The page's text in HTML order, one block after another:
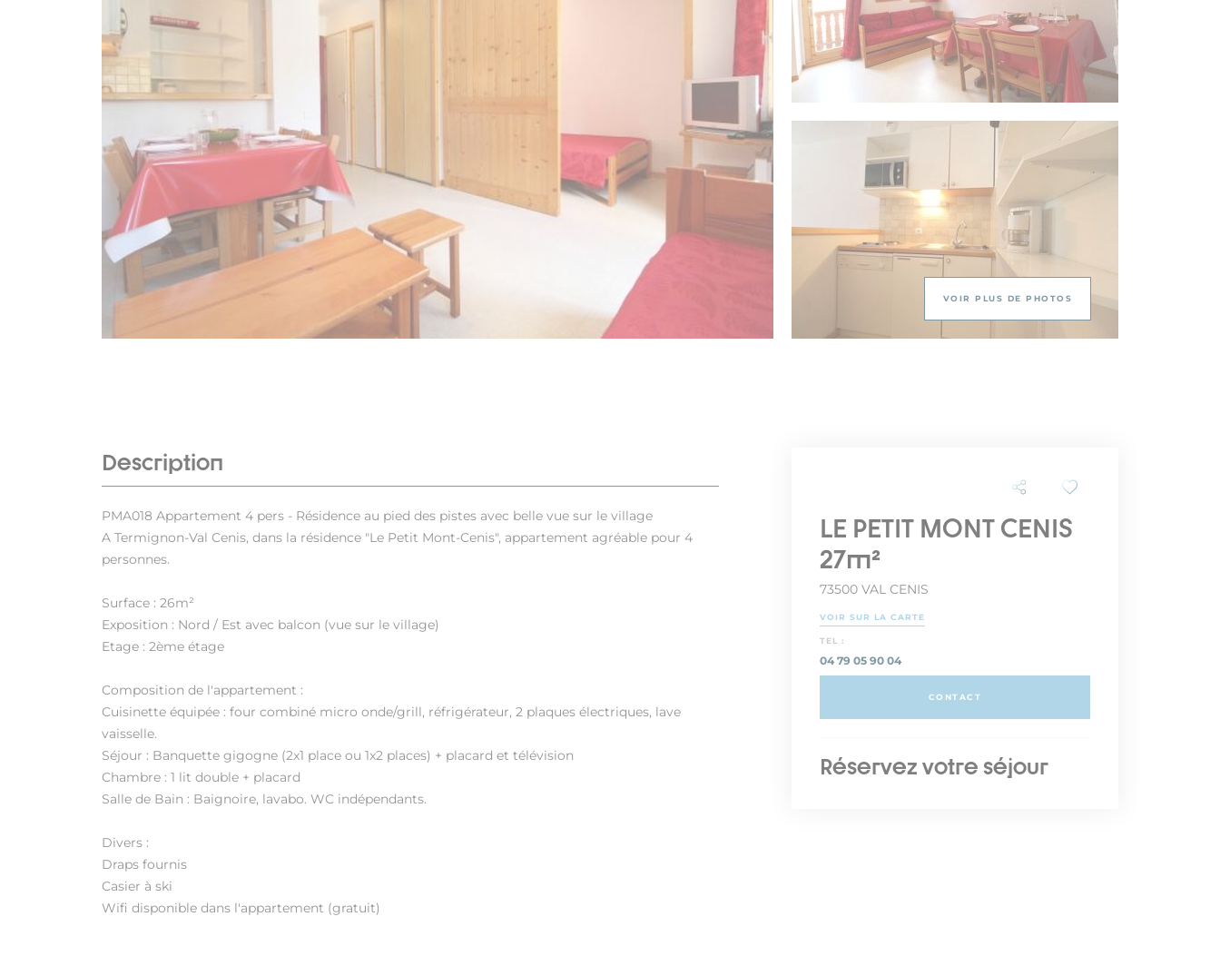
VOIR PLUS DE PHOTOS
Description
PMA018 Appartement 4 pers - Résidence au pied des pistes avec belle vue sur le village
A Termignon-Val Cenis, dans la résidence "Le Petit Mont-Cenis", appartement agréable pour 4
personnes.
Surface : 26m²
Exposition : Nord / Est avec balcon (vue sur le village)
Etage : 2ème étage
Composition de l'appartement :
Cuisinette équipée : four combiné micro onde/grill, réfrigérateur, 2 plaques électriques, lave
vaisselle.
Séjour : Banquette gigogne (2x1 place ou 1x2 places) + placard et télévision
Chambre : 1 lit double + placard
Salle de Bain : Baignoire, lavabo. WC indépendants.
Divers :
Draps fournis
Casier à ski
Wifi disponible dans l'appartement (gratuit)
LE PETIT MONT CENIS
27m²
73500 VAL CENIS
VOIR SUR LA CARTE
TEL :
04 79 05 90 04
CONTACT
Réservez votre séjour